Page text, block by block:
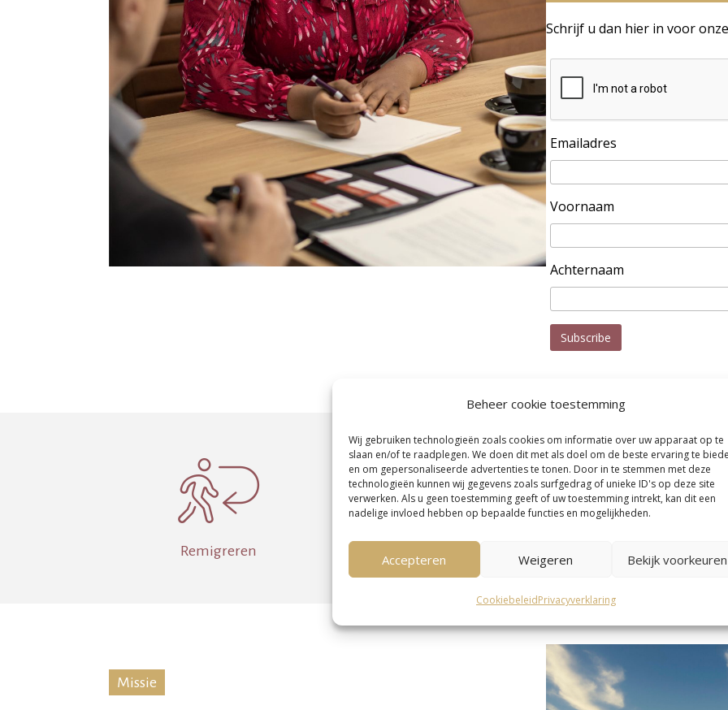
Beheer cookie toestemming
Wij gebruiken technologieën zoals cookies om informatie over uw apparaat op te
slaan en/of te raadplegen. We doen dit met als doel om de beste ervaring te
en om gepersonaliseerde advertenties te tonen. Door in te stemmen met deze
technologieën kunnen wij gegevens zoals surfgedrag of unieke ID's op deze site
verwerken. Als u geen toestemming geeft of uw toestemming intrekt, kan dit een
nadelige invloed hebben op bepaalde functies en mogelijkheden.
Accepteren Weigeren Bekijk voorkeuren
CookiebeleidPrivacyverklaring
Schrijf u dan hier in voor
Emailadres
Voornaam
Achternaam

Remigreren
 
Missie